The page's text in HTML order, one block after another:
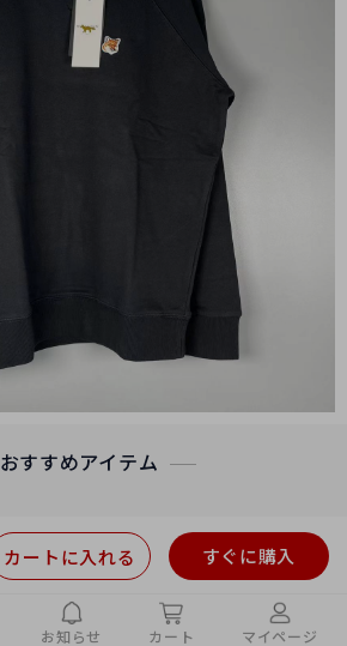
おすすめアイテム
すぐに購入
カートに入れる
お知らせ カート マイページ